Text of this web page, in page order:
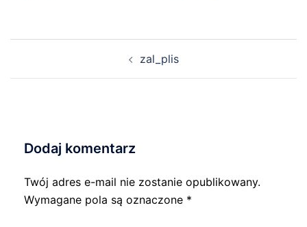
zal_plis
Dodaj komentarz
Twój adres e-mail nie zostanie opublikowany.
Wymagane pola są oznaczone *